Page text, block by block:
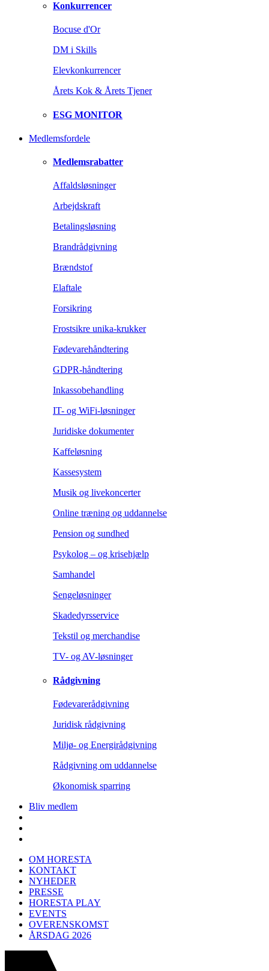
Konkurrencer
Bocuse d'Or
DM i Skills
Elevkonkurrencer
Årets Kok & Årets Tjener
ESG MONITOR
Medlemsfordele
Medlemsrabatter
Affaldsløsninger
Arbejdskraft
Betalingsløsning
Brandrådgivning
Brændstof
Elaftale
Forsikring
Frostsikre unika-krukker
Fødevarehåndtering
GDPR-håndtering
Inkassobehandling
IT- og WiFi-løsninger
Juridiske dokumenter
Kaffeløsning
Kassesystem
Musik og livekoncerter
Online træning og uddannelse
Pension og sundhed
Psykolog – og krisehjælp
Samhandel
Sengeløsninger
Skadedyrsservice
Tekstil og merchandise
TV- og AV-løsninger
Rådgivning
Fødevarerådgivning
Juridisk rådgivning
Miljø- og Energirådgivning
Rådgivning om uddannelse
Økonomisk sparring
Bliv medlem
OM HORESTA
KONTAKT
NYHEDER
PRESSE
HORESTA PLAY
EVENTS
OVERENSKOMST
ÅRSDAG 2026